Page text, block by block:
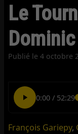
Le
Publié le4 octobre
0:00/ 52:29
François Gariepy,